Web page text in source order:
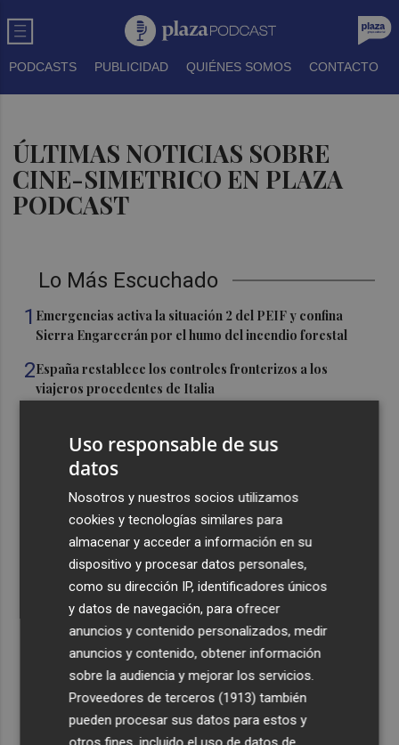
PODCASTS PUBLICIDAD QUIÉNES SOMOS CONTACTO
ÚLTIMAS NOTICIAS SOBRE
CINE-SIMETRICO EN PLAZA
PODCAST
Lo Más Escuchado
1 Emergencias activa la situación 2 del PEIF y confina
Sierra Engarcerán por el humo del incendio forestal
2España restablece los controles fronterizos a los
viajeros procedentes de Italia
Ferran Torres, recibido con un baño de masas en su
pueblo: "Allá donde voy siempre digo que soy de Foios"
Foios se vuelca con Ferran Torres
Recibe toda la actualidad de
Plaza Podcast en tu correo
Quiero suscribirme
Uso responsable de sus
datos
Nosotros y nuestros socios utilizamos
cookies y tecnologías similares para
almacenar y acceder a información en su
dispositivo y procesar datos personales,
como su dirección IP, identificadores únicos
y datos de navegación, para ofrecer
anuncios y contenido personalizados, medir
anuncios y contenido, obtener información
sobre la audiencia y mejorar los servicios.
Proveedores de terceros (1913) también
pueden procesar sus datos para estos y